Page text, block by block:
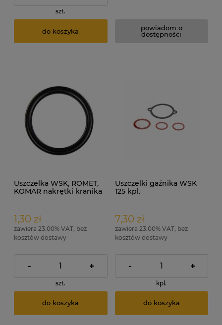
szt.
do koszyka
powiadom o
dostępności
Uszczelka WSK, ROMET,
KOMAR nakrętki kranika
1,30 zł
zawiera 23.00% VAT, bez
kosztów dostawy
- +
szt.
do koszyka
Uszczelki gaźnika WSK
125 kpl.
7,30 zł
zawiera 23.00% VAT, bez
kosztów dostawy
- +
kpl.
do koszyka